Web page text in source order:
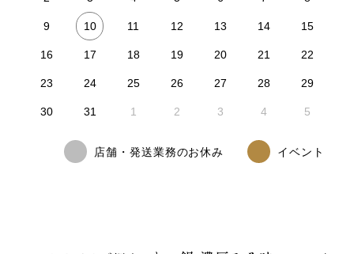
9 10 11 12 13 14 15
16 17 18 19 20 21 22
23 24 25 26 27 28 29
30 31 1 2 3 4 5
店舗・発送業務のお休み イベント